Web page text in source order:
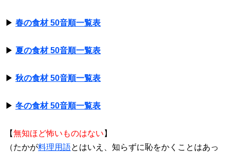
▶ 春の食材 50音順一覧表
▶ 夏の食材 50音順一覧表
▶ 秋の食材 50音順一覧表
▶ 冬の食材 50音順一覧表
【無知ほど怖いものはない 】
（たかが料理用語とはいえ、知らずに恥をかくことはあっ